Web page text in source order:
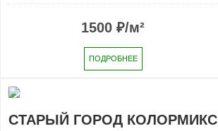
1500 ₽/м²
ПОДРОБНЕЕ
СТАРЫЙ ГОРОД КОЛОРМИКС